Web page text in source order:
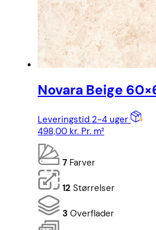
Novara Beige
Leveringstid 2-4 uger
498,00 kr. Pr. m²
7 Farver
12 Størrelser
3 Overflader